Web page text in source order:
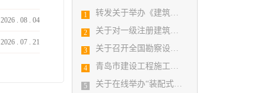
1 转发关于举办《建筑电气与智能化通用规范》 GB55024-2022公益宣贯的通知
2 关于对一级注册建筑师、勘察设计注册工程师注册申报及相关业务办理的通知
3 关于召开全国勘察设计行业信息化工作交流会暨中国勘察设计协会信息化推进工作委员会2019年年会的通知
4 青岛市建设工程施工图设计审查有限公司 业务办理温馨提示
5 关于在线举办“装配式建筑技术发展与应用”培训班的通知
2026 . 08 . 04
2026 . 07 . 21